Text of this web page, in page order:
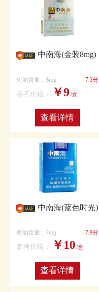
中南海(金装8mg)
焦油含量：8mg 7.3分
参考价格： ￥9/盒
查看详情
中南海(蓝色时光)
焦油含量：7mg 7.9分
参考价格： ￥10 /盒
查看详情